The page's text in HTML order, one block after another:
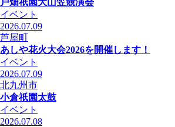
戸畑祇󠄀園大山笠競演会
イベント
2026.07.09
芦屋町
あしや花火大会2026を開催します！
イベント
2026.07.09
北九州市
小倉祇園太鼓
イベント
2026.07.08